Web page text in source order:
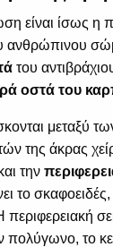
είναι ίσως η
του
οστά του
μεταξύ
της άκρας
την
το
περιφερειακή
πολύγωνο, το